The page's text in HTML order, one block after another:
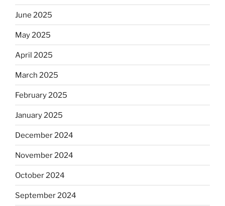
June 2025
May 2025
April 2025
March 2025
February 2025
January 2025
December 2024
November 2024
October 2024
September 2024